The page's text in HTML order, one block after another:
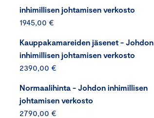
inhimillisen johtamisen verkosto
1945,00 €
Kauppakamareiden jäsenet - Johdon
inhimillisen johtamisen verkosto
2390,00 €
Normaalihinta - Johdon inhimillisen
johtamisen verkosto
2790,00 €